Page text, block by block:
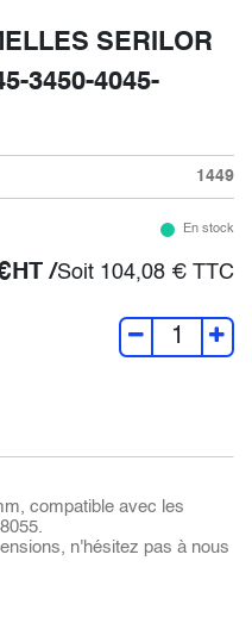
SERILOR
3450-4045-
1449
En stock
HT /Soit 104,08 € TTC
compatible avec les
n'hésitez pas à nous